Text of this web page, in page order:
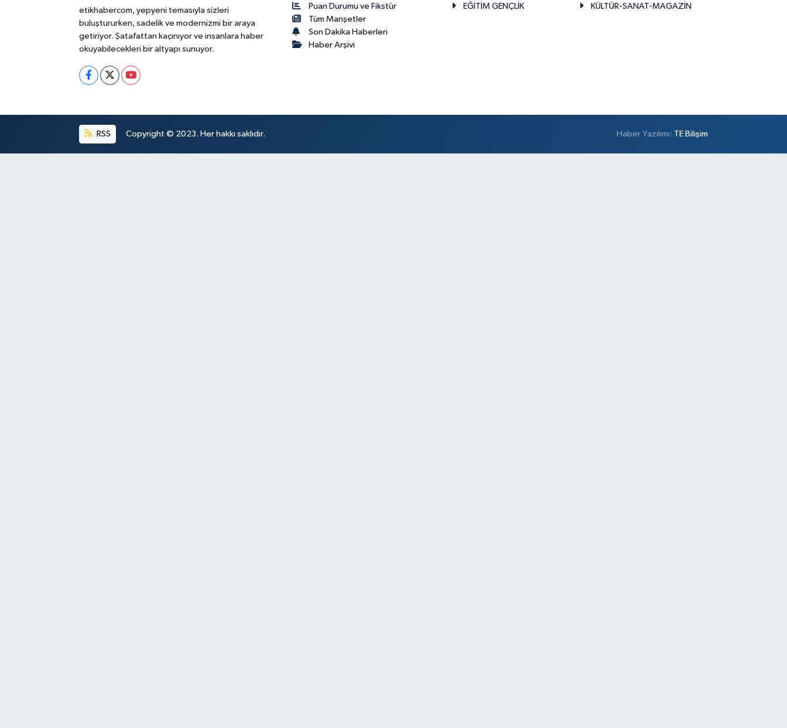
etikhabercom, yepyeni temasıyla sizleri
buluştururken, sadelik ve modernizmi bir araya
getiriyor. Şatafattan kaçınıyor ve insanlara haber
okuyabilecekleri bir altyapı sunuyor.
Puan Durumu ve Fikstür
Tüm Manşetler
Son Dakika Haberleri
Haber Arşivi
EĞİTİM GENÇLİK
KÜLTÜR-SANAT-MAGAZİN
RSS Copyright © 2023. Her hakkı saklıdır. Haber Yazılımı: TE Bilişim